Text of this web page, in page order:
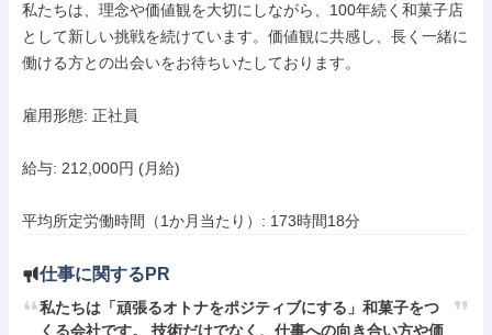
私たちは、理念や価値観を大切にしながら、100年続く和菓子店
として新しい挑戦を続けています。価値観に共感し、長く一緒に
働ける方との出会いをお待ちいたしております。
雇用形態: 正社員
給与: 212,000円 (月給)
平均所定労働時間（1か月当たり）: 173時間18分
仕事に関するPR
私たちは「頑張るオトナをポジティブにする」和菓子をつ
くる会社です。 技術だけでなく、仕事への向き合い方や価